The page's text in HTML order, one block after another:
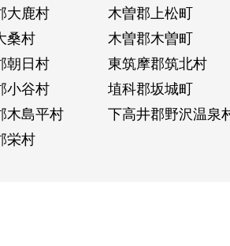
大鹿村 木曽郡上松町
桑村 木曽郡木曽町
朝日村 東筑摩郡筑北村
小谷村 埴科郡坂城町
木島平村 下高井郡野沢温泉
栄村